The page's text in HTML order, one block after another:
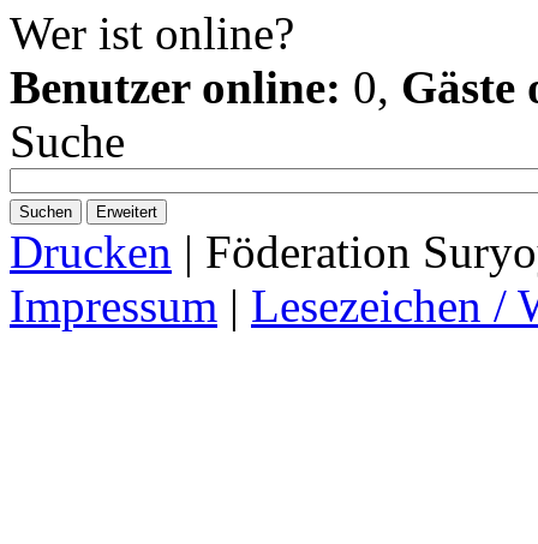
Wer ist online?
Benutzer online: 0, Gäste
Suche
Suchen Erweitert
Drucken | Föderation
Impressum | Lesezeichen /